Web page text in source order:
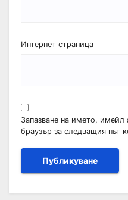
Интернет страница
Запазване на името, имейл
браузър за следващия път